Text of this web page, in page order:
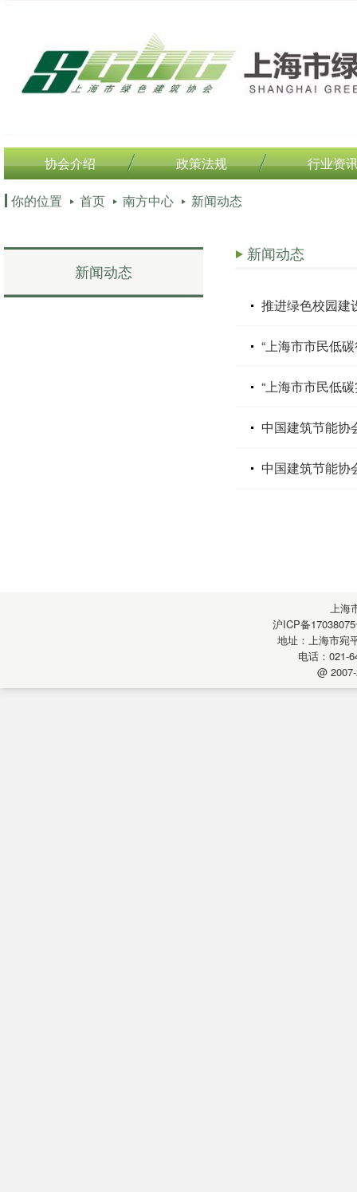
协会介绍 政策法规 行业资
你的位置 首页 南方中心 新闻动态
新闻动态
新闻动态
推进绿色校园建
“上海市市民低
“上海市市民低
中国建筑节能协
中国建筑节能协
上海
沪ICP备
地址：上海市宛
电话：021-
@